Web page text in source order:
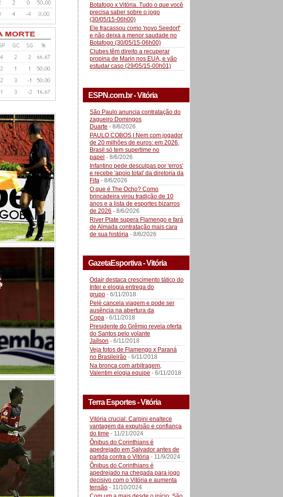
Botafogo x Vitória. Tudo o que você
precisa saber sobre o jogo
(30/05/15-06h00)
Ele fracassou como 'novo Seedorf'
e não deixa a menor saudade no
Botafogo (30/05/15-06h00)
Clubes têm direito a recuperar
propina de Marin nos EUA, e vão
estudar caso (29/05/15-00h01)
ESPN.com.br - Vitória
São Paulo anuncia contratação do
zagueiro Domingos
Duarte - 8/6/2026
PAULO COBOS | Nem com jogador
de 20 milhões de euros: em 2026,
Brasil só tem supertime no
papel - 8/6/2026
Infantino pede desculpas por 'erros'
e recebe 'apoio total' da diretoria da
Fifa - 8/6/2026
O que é The Ocho? Como
brincadeira virou tradição de 10
anos e a lista de esportes bizarros
de 2026 - 8/6/2026
River Plate supera Flamengo e fará
de Almada contratação mais cara
de sua história - 8/6/2026
GazetaEsportiva - Vitória
Odair destaca crescimento tático do
Inter e elogia entrega do
grupo - 6/11/2018
Pelé cancela viagem e pode ser
ausência na abertura da
Copa - 6/11/2018
Presidente do Grêmio revela oferta
do Santos pelo volante
Jaílson - 6/11/2018
Veja fotos de Flamengo x Paraná
no Brasileirão - 6/11/2018
Na bronca com arbitragem,
Valentim elogia equipe - 6/11/2018
Terra Esportes - Vitória
Vitória crucial: Carpini enaltece
vantagem da expulsão e confiança
do time - 11/21/2024
Ônibus do Corinthians é
apedrejado em Salvador antes de
partida contra o Vitória - 11/9/2024
Ônibus do Corinthians é
apedrejado na chegada para jogo
decisivo com o Vitória e aumenta
tensão - 11/10/2024